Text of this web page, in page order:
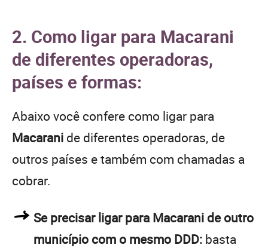
2. Como ligar para Macarani
de diferentes operadoras,
países e formas:
Abaixo você confere como ligar para
Macarani de diferentes operadoras, de
outros países e também com chamadas a
cobrar.
Se precisar ligar para Macarani de outro
município com o mesmo DDD: basta